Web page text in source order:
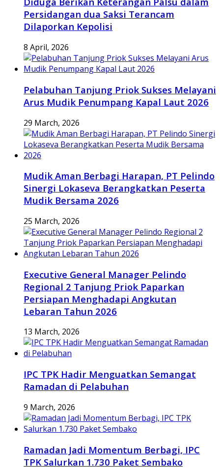
Persidangan dua Saksi Terancam
Dilaporkan Kepolisi
8 April, 2026
Pelabuhan Tanjung Priok Sukses Melayani
Arus Mudik Penumpang Kapal Laut 2026
29 March, 2026
Mudik Aman Berbagi Harapan, PT Pelindo
Sinergi Lokaseva Berangkatkan Peserta
Mudik Bersama 2026
25 March, 2026
Executive General Manager Pelindo
Regional 2 Tanjung Priok Paparkan
Persiapan Menghadapi Angkutan
Lebaran Tahun 2026
13 March, 2026
IPC TPK Hadir Menguatkan Semangat
Ramadan di Pelabuhan
9 March, 2026
Ramadan Jadi Momentum Berbagi, IPC
TPK Salurkan 1.730 Paket Sembako